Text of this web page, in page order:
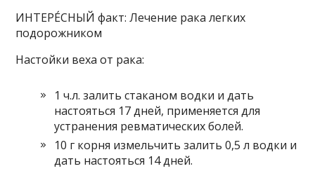
ИНТЕРЕ́СНЫЙ факт: Лечение рака легких
подорожником
Настойки веха от рака:
1 ч.л. залить стаканом водки и дать
настояться 17 дней, применяется для
устранения ревматических болей.
10 г корня измельчить залить 0,5 л водки и
дать настояться 14 дней.